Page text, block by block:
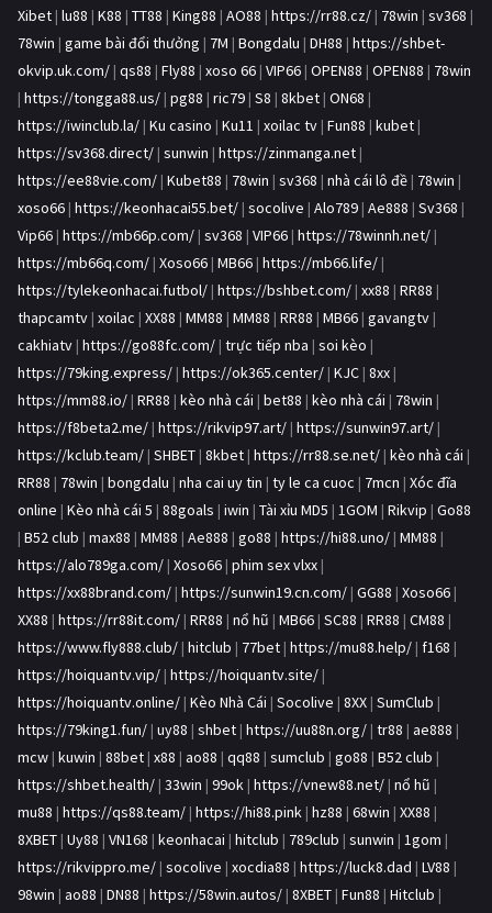
Xibet | lu88 | K88 | TT88 | King88 | AO88 | https://rr88.cz/ | 78win | sv368 |
78win | game bài đổi thưởng | 7M | Bongdalu | DH88 | https://shbet-
okvip.uk.com/ | qs88 | Fly88 | xoso 66 | VIP66 | OPEN88 | OPEN88 | 78win
| https://tongga88.us/ | pg88 | ric79 | S8 | 8kbet | ON68 |
https://iwinclub.la/ | Ku casino | Ku11 | xoilac tv | Fun88 | kubet |
https://sv368.direct/ | sunwin | https://zinmanga.net |
https://ee88vie.com/ | Kubet88 | 78win | sv368 | nhà cái lô đề | 78win |
xoso66 | https://keonhacai55.bet/ | socolive | Alo789 | Ae888 | Sv368 |
Vip66 | https://mb66p.com/ | sv368 | VIP66 | https://78winnh.net/ |
https://mb66q.com/ | Xoso66 | MB66 | https://mb66.life/ |
https://tylekeonhacai.futbol/ | https://bshbet.com/ | xx88 | RR88 |
thapcamtv | xoilac | XX88 | MM88 | MM88 | RR88 | MB66 | gavangtv |
cakhiatv | https://go88fc.com/ | trực tiếp nba | soi kèo |
https://79king.express/ | https://ok365.center/ | KJC | 8xx |
https://mm88.io/ | RR88 | kèo nhà cái | bet88 | kèo nhà cái | 78win |
https://f8beta2.me/ | https://rikvip97.art/ | https://sunwin97.art/ |
https://kclub.team/ | SHBET | 8kbet | https://rr88.se.net/ | kèo nhà cái |
RR88 | 78win | bongdalu | nha cai uy tin | ty le ca cuoc | 7mcn | Xóc đĩa
online | Kèo nhà cái 5 | 88goals | iwin | Tài xỉu MD5 | 1GOM | Rikvip | Go88
| B52 club | max88 | MM88 | Ae888 | go88 | https://hi88.uno/ | MM88 |
https://alo789ga.com/ | Xoso66 | phim sex vlxx |
https://xx88brand.com/ | https://sunwin19.cn.com/ | GG88 | Xoso66 |
XX88 | https://rr88it.com/ | RR88 | nổ hũ | MB66 | SC88 | RR88 | CM88 |
https://www.fly888.club/ | hitclub | 77bet | https://mu88.help/ | f168 |
https://hoiquantv.vip/ | https://hoiquantv.site/ |
https://hoiquantv.online/ | Kèo Nhà Cái | Socolive | 8XX | SumClub |
https://79king1.fun/ | uy88 | shbet | https://uu88n.org/ | tr88 | ae888 |
mcw | kuwin | 88bet | x88 | ao88 | qq88 | sumclub | go88 | B52 club |
https://shbet.health/ | 33win | 99ok | https://vnew88.net/ | nổ hũ |
mu88 | https://qs88.team/ | https://hi88.pink | hz88 | 68win | XX88 |
8XBET | Uy88 | VN168 | keonhacai | hitclub | 789club | sunwin | 1gom |
https://rikvippro.me/ | socolive | xocdia88 | https://luck8.dad | LV88 |
98win | ao88 | DN88 | https://58win.autos/ | 8XBET | Fun88 | Hitclub |